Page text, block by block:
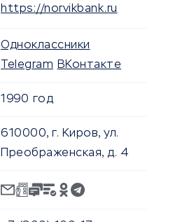
https://norvikbank.ru
Одноклассники
Telegram ВКонтакте
1990 год
610000, г. Киров, ул.
Преображенская, д. 4